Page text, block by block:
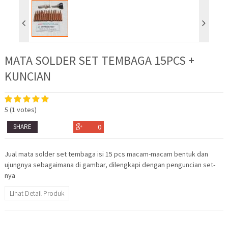
MATA SOLDER SET TEMBAGA 15PCS +
KUNCIAN
5 (1 votes)
SHARE 0
Jual mata solder set tembaga isi 15 pcs macam-macam bentuk dan
ujungnya sebagaimana di gambar, dilengkapi dengan penguncian set-
nya
Lihat Detail Produk